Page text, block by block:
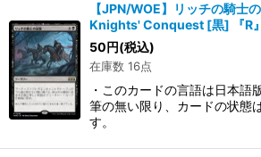
【JPN/WOE】リッチの騎士
Knights' Conquest [黒] 『R
50円(税込)
在庫数 16点
・このカードの言語は日本語
筆の無い限り、カードの状態
す。